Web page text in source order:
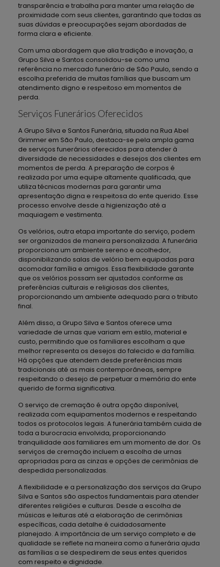
transparência e trabalha para manter uma relação de
proximidade com seus clientes, garantindo que todas as
suas dúvidas e preocupações sejam abordadas de
forma clara e eficiente.
Com uma abordagem que alia tradição e inovação, a
Grupo Silva e Santos consolidou-se como uma
referência no mercado funerário de São Paulo, sendo a
escolha preferida de muitas famílias que buscam um
atendimento digno e respeitoso em momentos de
perda.
Serviços Funerários Oferecidos
A Grupo Silva e Santos Funerária, situada na Rua Abel
Grimmer em São Paulo, destaca-se pela ampla gama
de serviços funerários oferecidos para atender à
diversidade de necessidades e desejos dos clientes em
momentos de perda. A preparação de corpos é
realizada por uma equipe altamente qualificada, que
utiliza técnicas modernas para garantir uma
apresentação digna e respeitosa do ente querido. Esse
processo envolve desde a higienização até a
maquiagem e vestimenta.
Os velórios, outra etapa importante do serviço, podem
ser organizados de maneira personalizada. A funerária
proporciona um ambiente sereno e acolhedor,
disponibilizando salas de velório bem equipadas para
acomodar família e amigos. Essa flexibilidade garante
que os velórios possam ser ajustados conforme as
preferências culturais e religiosas dos clientes,
proporcionando um ambiente adequado para o tributo
final.
Além disso, a Grupo Silva e Santos oferece uma
variedade de urnas que variam em estilo, material e
custo, permitindo que os familiares escolham a que
melhor representa os desejos do falecido e da família.
Há opções que atendem desde preferências mais
tradicionais até as mais contemporâneas, sempre
respeitando o desejo de perpetuar a memória do ente
querido de forma significativa.
O serviço de cremação é outra opção disponível,
realizada com equipamentos modernos e respeitando
todos os protocolos legais. A funerária também cuida de
toda a burocracia envolvida, proporcionando
tranquilidade aos familiares em um momento de dor. Os
serviços de cremação incluem a escolha de urnas
apropriadas para as cinzas e opções de cerimônias de
despedida personalizadas.
A flexibilidade e a personalização dos serviços da Grupo
Silva e Santos são aspectos fundamentais para atender
diferentes religiões e culturas. Desde a escolha de
músicas e leituras até a elaboração de cerimônias
específicas, cada detalhe é cuidadosamente
planejado. A importância de um serviço completo e de
qualidade se reflete na maneira como a funerária ajuda
as famílias a se despedirem de seus entes queridos
com respeito e dignidade.